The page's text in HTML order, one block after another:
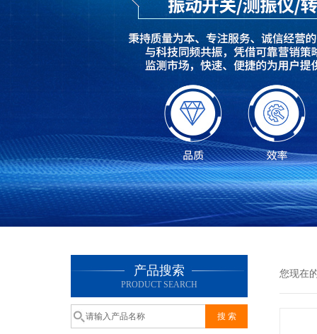
产品搜索
PRODUCT SEARCH
您现在